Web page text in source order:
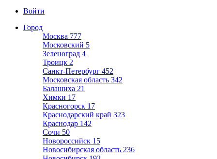
Войти
Город
Москва 777
Московский 5
Зеленоград 4
Троицк 2
Санкт-Петербург 452
Московская область 342
Балашиха 21
Химки 17
Красногорск 17
Краснодарский край 323
Краснодар 142
Сочи 50
Новороссийск 15
Новосибирская область 236